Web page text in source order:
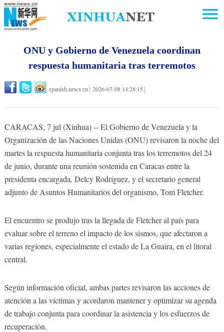
ONU y Gobierno de Venezuela coordinan
respuesta humanitaria tras terremotos
spanish.news.cn 2026-07-08 14:28:15
CARACAS, 7 jul (Xinhua) -- El Gobierno de Venezuela y la
Organización de las Naciones Unidas (ONU) revisaron la noche del
martes la respuesta humanitaria conjunta tras los terremotos del 24
de junio, durante una reunión sostenida en Caracas entre la
presidenta encargada, Delcy Rodríguez, y el secretario general
adjunto de Asuntos Humanitarios del organismo, Tom Fletcher.
El encuentro se produjo tras la llegada de Fletcher al país para
evaluar sobre el terreno el impacto de los sismos, que afectaron a
varias regiones, especialmente el estado de La Guaira, en el litoral
central.
Según información oficial, ambas partes revisaron las acciones de
atención a las víctimas y acordaron mantener y optimizar su agenda
de trabajo conjunta para coordinar la asistencia y los esfuerzos de
recuperación.